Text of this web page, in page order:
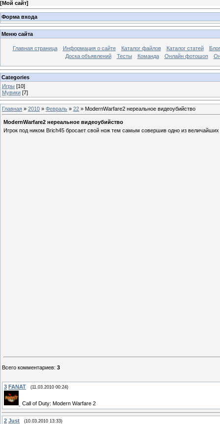
[Мой сайт]
Форма входа
Меню сайта
Главная страница Информация о сайте Каталог файлов Каталог статей
Блог
Доска объявлений
Тесты Команда Онлайн фотошоп
Categories
Игры [10]
Мувики [7]
Главная » 2010 » Февраль » 22 » ModernWarfare2 нереальное видеоубийство
ModernWarfare2 нереальное видеоубийство
Игрок под ником Brich45 бросает свой нож тем самым совершив одно из
Всего комментариев: 3
3 FANAT (11.03.2010 00:24)
Call of Duty: Modern Warfare 2
2 Just (10.03.2010 13:33)